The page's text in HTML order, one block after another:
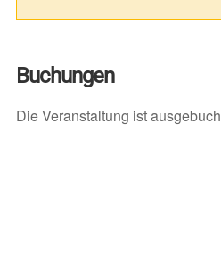
Buchungen
Die Veranstaltung ist